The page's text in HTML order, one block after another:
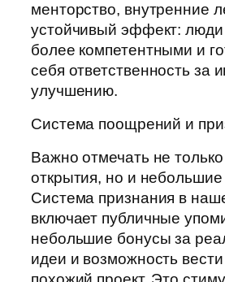
менторство, внутренние
устойчивый эффект: люди
более компетентными и
себя ответственность за
улучшению.
Система поощрений и
Важно отмечать не
открытия, но и
Система признания в
включает публичные
небольшие бонусы за
идеи и возможность